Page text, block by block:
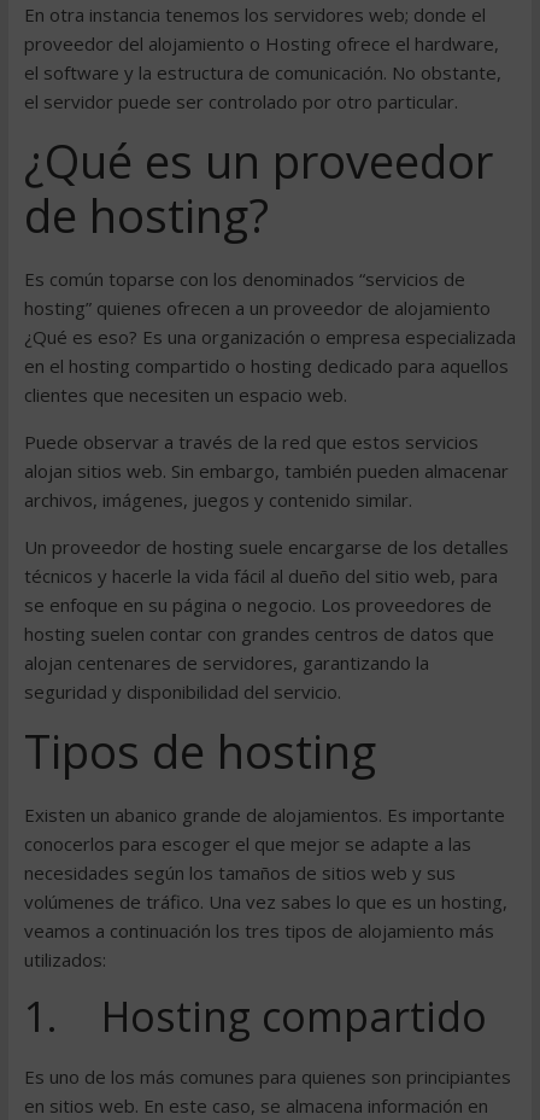
En otra instancia tenemos los servidores web; donde el
proveedor del alojamiento o Hosting ofrece el hardware,
el software y la estructura de comunicación. No obstante,
el servidor puede ser controlado por otro particular.
¿Qué es un proveedor
de hosting?
Es común toparse con los denominados “servicios de
hosting” quienes ofrecen a un proveedor de alojamiento
¿Qué es eso? Es una organización o empresa especializada
en el hosting compartido o hosting dedicado para aquellos
clientes que necesiten un espacio web.
Puede observar a través de la red que estos servicios
alojan sitios web. Sin embargo, también pueden almacenar
archivos, imágenes, juegos y contenido similar.
Un proveedor de hosting suele encargarse de los detalles
técnicos y hacerle la vida fácil al dueño del sitio web, para
se enfoque en su página o negocio. Los proveedores de
hosting suelen contar con grandes centros de datos que
alojan centenares de servidores, garantizando la
seguridad y disponibilidad del servicio.
Tipos de hosting
Existen un abanico grande de alojamientos. Es importante
conocerlos para escoger el que mejor se adapte a las
necesidades según los tamaños de sitios web y sus
volúmenes de tráfico. Una vez sabes lo que es un hosting,
veamos a continuación los tres tipos de alojamiento más
utilizados:
1. Hosting compartido
Es uno de los más comunes para quienes son principiantes
en sitios web. En este caso, se almacena información en